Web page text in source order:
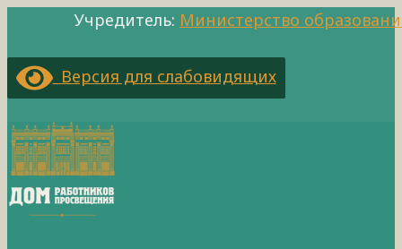
Учредитель: Министерство
Версия для слабовидящих